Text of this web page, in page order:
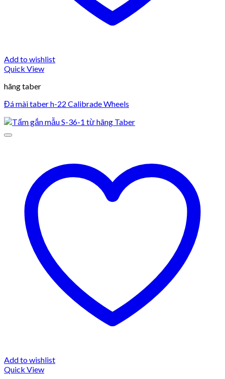
Add to wishlist
Quick View
hãng taber
Đá mài taber h-22 Calibrade Wheels
Add to wishlist
Quick View